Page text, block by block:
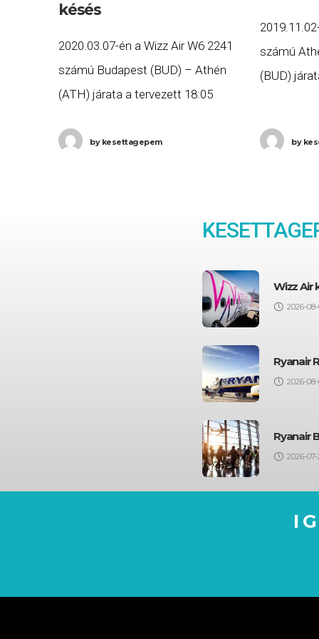
késés
2020.03.07-én a Wizz Air W6 2241
számú Budapest (BUD) – Athén
(ATH) járata a tervezett 18:05
késéssel, 21:10-re érkezett meg
bykesettagepem
számú
(BUD)
by
Wizz Air
2026-
Ryanair
2026-
Ryanair
2026-